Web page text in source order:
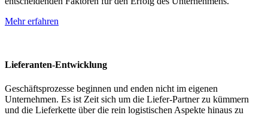
Mehr erfahren
Lieferanten-Entwicklung
Geschäftsprozesse beginnen und enden nicht im eigenen
Unternehmen. Es ist Zeit sich um die Liefer-Partner zu kümmern
und die Lieferkette über die rein logistischen Aspekte hinaus zu